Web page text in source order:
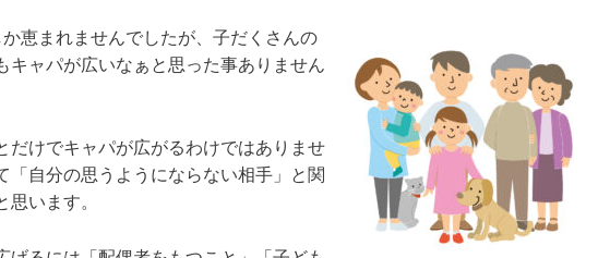
恵まれませんでしたが、子だくさんの
キャパが広いなぁと思った事ありません
だけでキャパが広がるわけではありませ
「自分の思うようにならない相手」と関
思います。